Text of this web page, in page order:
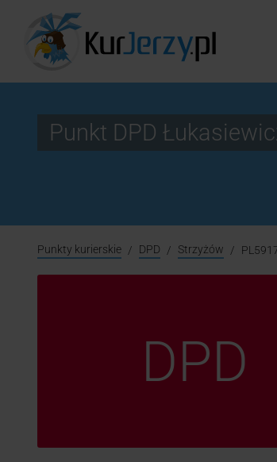
Punkt DPD
Punkty kurierskie DPD Strzyżów
DPD